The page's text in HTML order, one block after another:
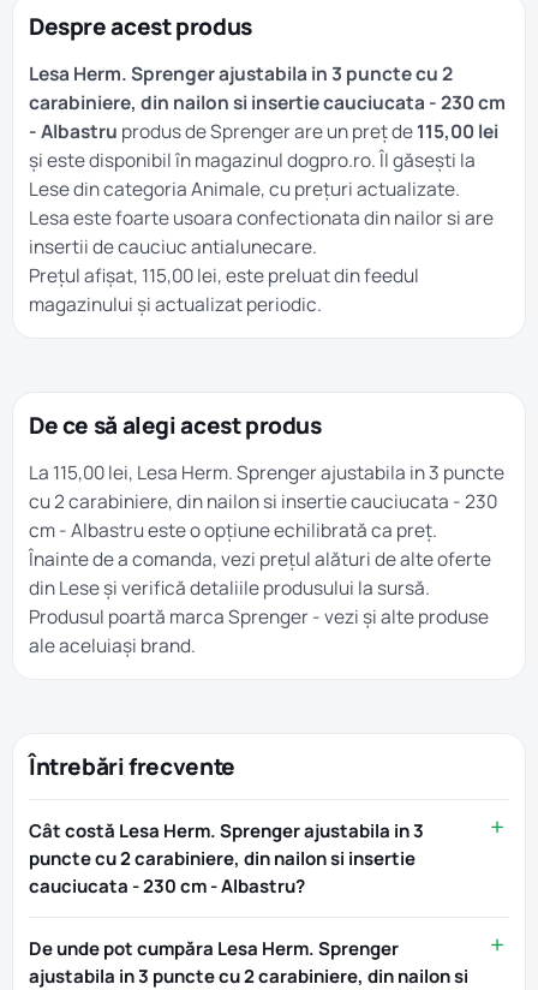
Despre acest produs
Lesa Herm. Sprenger ajustabila in 3 puncte cu 2
carabiniere, din nailon si insertie cauciucata - 230 cm
- Albastru produs de Sprenger are un preț de115,00 lei
și este disponibil în magazinul dogpro.ro. Îl găsești la
Lesedin categoriaAnimale, cu prețuri actualizate.
Lesa este foarte usoara confectionata din nailor si are
insertii de cauciuc antialunecare.
Prețul afișat, 115,00 lei, este preluat din feedul
magazinului și actualizat periodic.
De ce să alegi acest produs
La 115,00 lei, Lesa Herm. Sprenger ajustabila in 3 puncte
cu 2 carabiniere, din nailon si insertie cauciucata - 230
cm - Albastru este o opțiune echilibrată ca preț.
Înainte de a comanda, vezi prețul alături de alte oferte
dinLeseși verifică detaliile produsului la sursă.
Produsul poartă marcaSprenger- vezi și alte produse
ale aceluiași brand.
Întrebări frecvente
Cât costă Lesa Herm. Sprenger ajustabila in 3
puncte cu 2 carabiniere, din nailon si insertie
cauciucata - 230 cm - Albastru?
De unde pot cumpăra Lesa Herm. Sprenger
ajustabila in 3 puncte cu 2 carabiniere, din nailon si